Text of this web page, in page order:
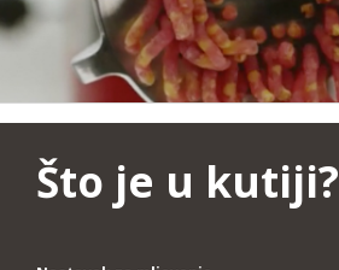
Što je u kutiji?